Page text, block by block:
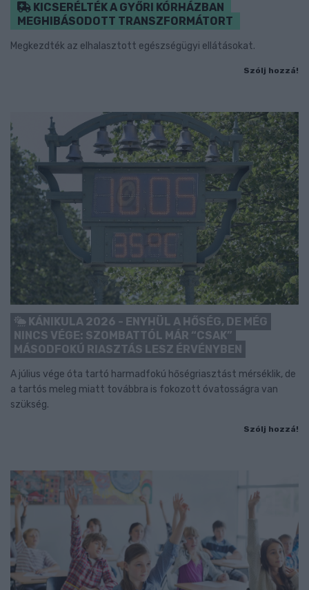
KICSERÉLTÉK A GYŐRI KÓRHÁZBAN
MEGHIBÁSODOTT TRANSZFORMÁTORT
Megkezdték az elhalasztott egészségügyi ellátásokat.
Szólj hozzá!
KÁNIKULA 2026 - ENYHÜL A HŐSÉG, DE MÉG
NINCS VÉGE: SZOMBATTÓL MÁR “CSAK”
MÁSODFOKÚ RIASZTÁS LESZ ÉRVÉNYBEN
A július vége óta tartó harmadfokú hőségriasztást mérséklik, de
a tartós meleg miatt továbbra is fokozott óvatosságra van
szükség.
Szólj hozzá!